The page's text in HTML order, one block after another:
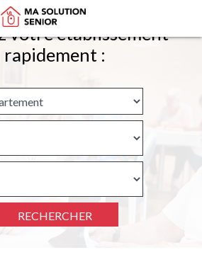
votre établissement
rapidement :
RECHERCHER